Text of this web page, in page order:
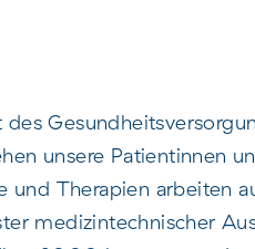
des
unsere Patientinnen
Therapien arbeiten
medizintechnischer